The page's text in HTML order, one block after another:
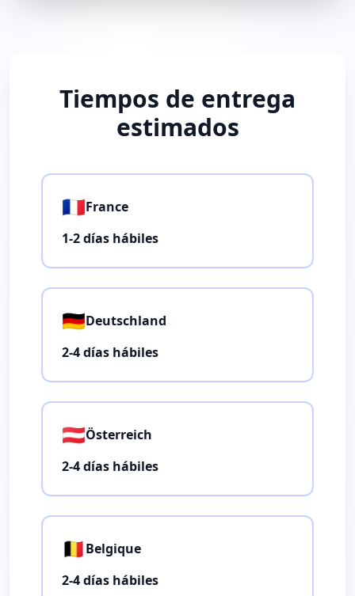
Tiempos de entrega
estimados
🇫🇷France
1-2 días hábiles
🇩🇪Deutschland
2-4 días hábiles
🇦🇹Österreich
2-4 días hábiles
🇧🇪Belgique
2-4 días hábiles